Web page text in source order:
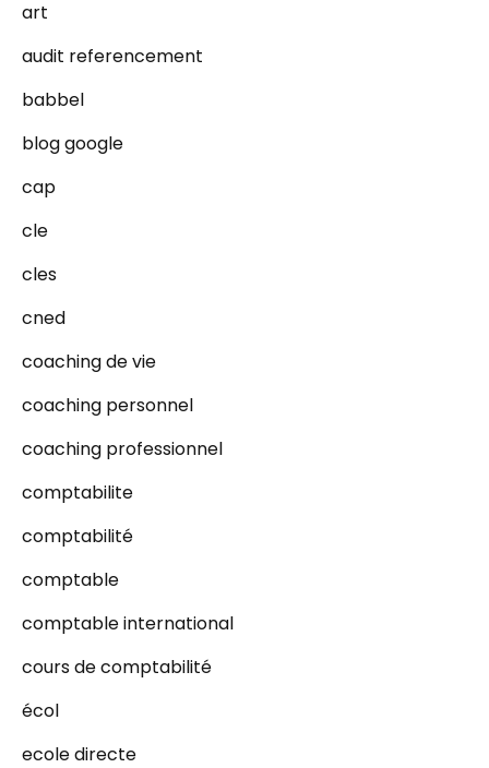
art
audit referencement
babbel
blog google
cap
cle
cles
cned
coaching de vie
coaching personnel
coaching professionnel
comptabilite
comptabilité
comptable
comptable international
cours de comptabilité
écol
ecole directe